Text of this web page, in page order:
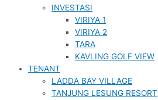
INVESTASI
VIRIYA 1
VIRIYA 2
TARA
KAVLING GOLF VIEW
TENANT
LADDA BAY VILLAGE
TANJUNG LESUNG RESORT